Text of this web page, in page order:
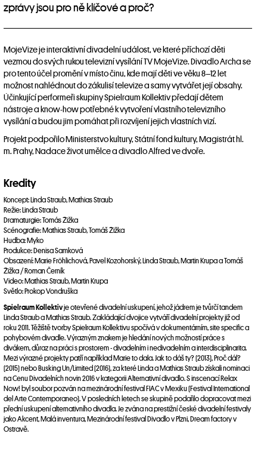
zprávy jsou pro ně klíčové a proč?
MojeVize je interaktivní divadelní událost, ve které příchozí děti
vezmou do svých rukou televizní vysílání TV MojeVize. Divadlo Archa se
pro tento účel promění v místo činu, kde mají děti ve věku 8–12 let
možnost nahlédnout do zákulisí televize a samy vytvářet její obsahy.
Účinkující performeři skupiny Spielraum Kollektiv předají dětem
nástroje a know-how potřebné k vytvoření vlastního televizního
vysílání a budou jim pomáhat při rozvíjení jejich vlastních vizí.
Projekt podpořilo Ministerstvo kultury, Státní fond kultury, Magistrát hl.
m. Prahy, Nadace život umělce a divadlo Alfred ve dvoře.
Kredity
Koncept: Linda Straub, Mathias Straub
Režie: Linda Straub
Dramaturgie: Tomás Žižka
Scénografie: Mathias Straub, Tomáš Žižka
Hudba: Myko
Produkce: Denisa Samková
Obsazení: Marie Fröhlichová, Pavel Kozohorský, Linda Straub, Martin Krupa a Tomáš
Žižka / Roman Černík
Video: Mathias Straub, Martin Krupa
Světlo: Prokop Vondruška
Spielraum Kollektivje otevřené divadelní uskupení, jehož jádrem je tvůrčí tandem
Linda Straub a Mathias Straub. Zakládající dvojice vytváří divadelní projekty již od
roku 2011. Těžiště tvorby Spielraum Kollektivu spočívá v dokumentárním, site specific a
pohybovém divadle. Výrazným znakem je hledání nových možností práce s
divákem, důraz na práci s prostorem - divadelním i nedivadelním a interdisciplinarita.
Mezi výrazné projekty patří například Marie to dala. Jak to dáš ty? (2013), Proč dál?
(2015) nebo Busking Un/Limited (2016), za které Linda a Mathias Straub získali nominaci
na Cenu Divadelních novin 2016 v kategorii Alternativní divadlo. S inscenací Relax
Now! byl soubor pozván na mezinárodní festival FIAC v Mexiku (Festival International
del Arte Contemporaneo). V posledních letech se skupině podařilo dopracovat mezi
přední uskupení alternativního divadla. Je zvána na prestižní české divadelní festivaly
jako Akcent, Malá inventura, Mezinárodní festival Divadlo v Plzni, Dream factory v
Ostravě.